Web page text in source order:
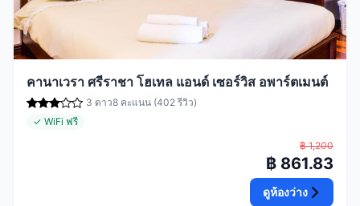
คานาเวรา ศรีราชา โฮเทล แอนด์ เซอร์วิส อพาร์ตเมนต์
3 ดาว8 คะแนน (402 รีวิว)
✓ WiFi ฟรี
฿ 1,200
฿ 861.83
ดูห้องว่าง